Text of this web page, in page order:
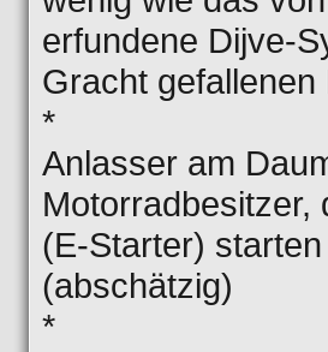
erfundene Dijve-
Gracht
*
Anlasser am
Motorradbesitzer,
(E-Starter)
(abschätzig)
*